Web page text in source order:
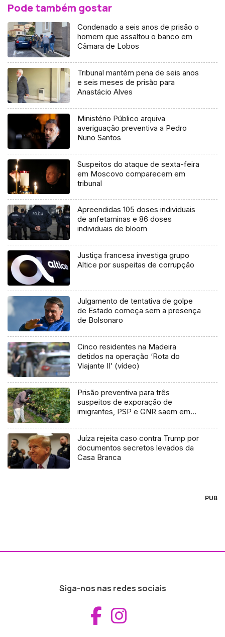
Pode também gostar
Condenado a seis anos de prisão o
homem que assaltou o banco em
Câmara de Lobos
Tribunal mantém pena de seis anos
e seis meses de prisão para
Anastácio Alves
Ministério Público arquiva
averiguação preventiva a Pedro
Nuno Santos
Suspeitos do ataque de sexta-feira
em Moscovo comparecem em
tribunal
Apreendidas 105 doses individuais
de anfetaminas e 86 doses
individuais de bloom
Justiça francesa investiga grupo
Altice por suspeitas de corrupção
Julgamento de tentativa de golpe
de Estado começa sem a presença
de Bolsonaro
Cinco residentes na Madeira
detidos na operação ‘Rota do
Viajante II’ (vídeo)
Prisão preventiva para três
suspeitos de exporação de
imigrantes, PSP e GNR saem em
Juíza rejeita caso contra Trump por
documentos secretos levados da
Casa Branca
PUB
Siga-nos nas redes sociais
Aceder ao